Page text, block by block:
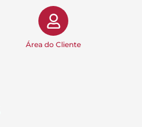
Área do Cliente